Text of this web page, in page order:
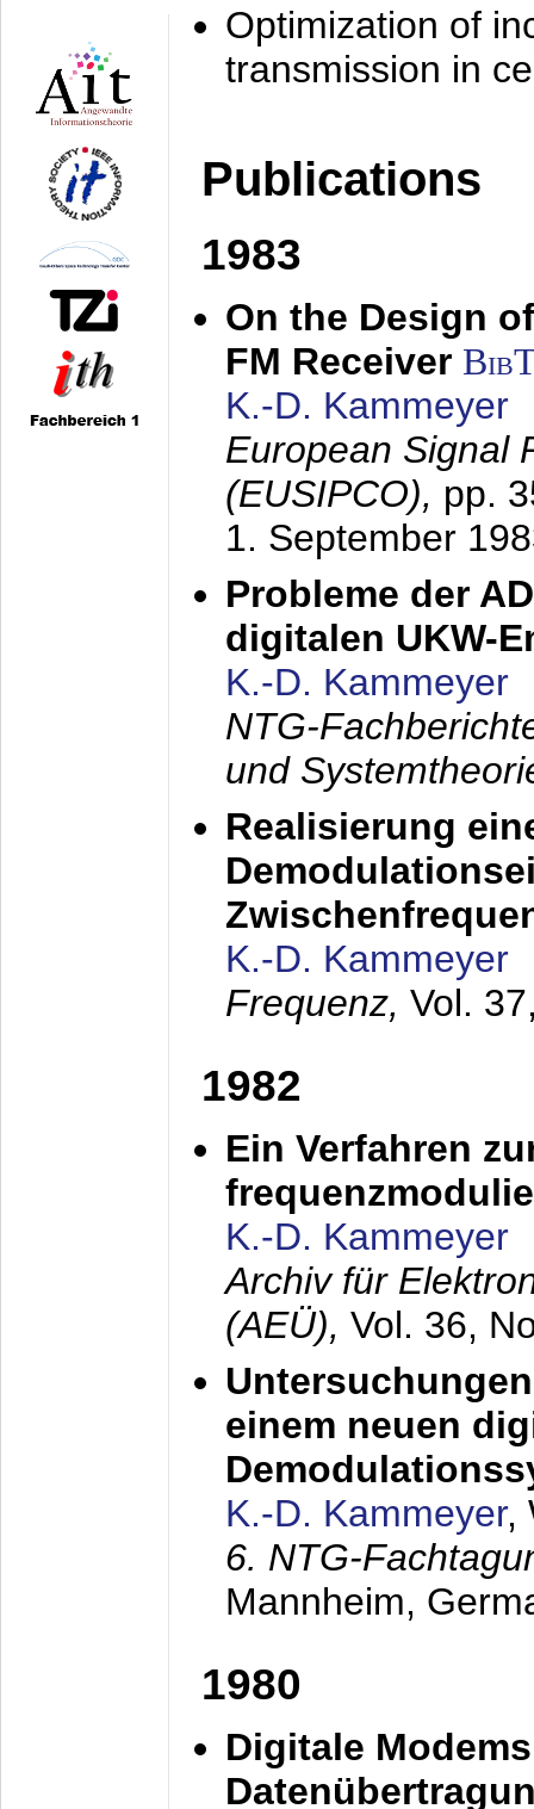
Optimization of
transmission in
Publications
1983
On the Design
FM Receiver
K.-D. Kammeyer
European Signal
(EUSIPCO), pp.
1. September
Probleme der
digitalen UKW-
K.-D. Kammeyer
NTG-
und
Realisierung
K.-D. Kammeyer
Frequenz, Vol.
1982
Ein Verfahren
K.-D. Kammeyer
Archiv für
(AEÜ), Vol. 36,
einem neuen
K.-D. Kammeyer,
6. NTG-
Mannheim,
1980
Digitale